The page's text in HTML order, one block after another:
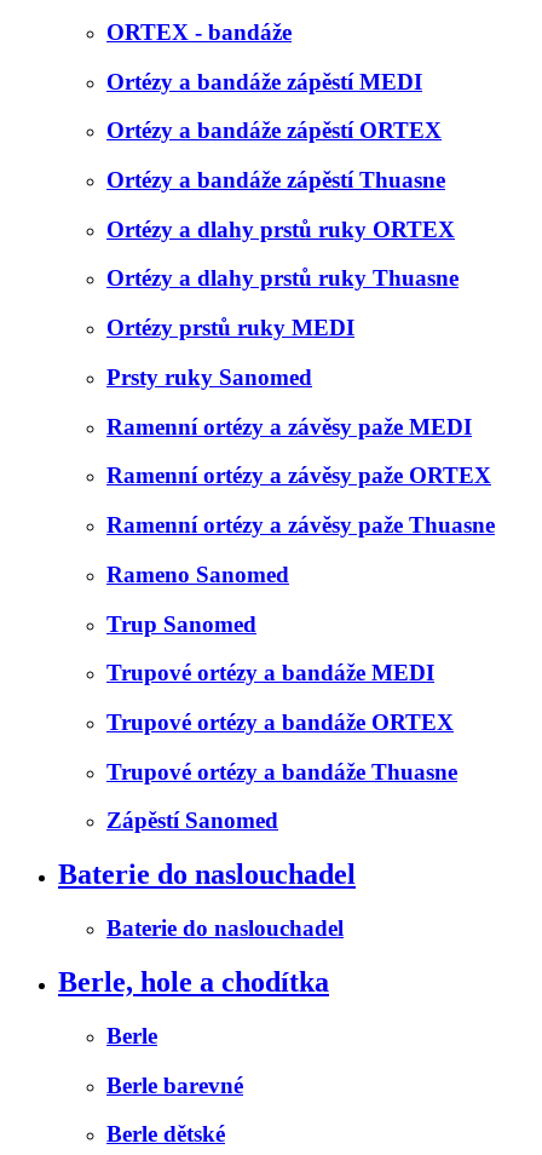
ORTEX - bandáže
Ortézy a bandáže zápěstí MEDI
Ortézy a bandáže zápěstí ORTEX
Ortézy a bandáže zápěstí Thuasne
Ortézy a dlahy prstů ruky ORTEX
Ortézy a dlahy prstů ruky Thuasne
Ortézy prstů ruky MEDI
Prsty ruky Sanomed
Ramenní ortézy a závěsy paže MEDI
Ramenní ortézy a závěsy paže ORTEX
Ramenní ortézy a závěsy paže Thuasne
Rameno Sanomed
Trup Sanomed
Trupové ortézy a bandáže MEDI
Trupové ortézy a bandáže ORTEX
Trupové ortézy a bandáže Thuasne
Zápěstí Sanomed
Baterie do naslouchadel
Baterie do naslouchadel
Berle, hole a chodítka
Berle
Berle barevné
Berle dětské